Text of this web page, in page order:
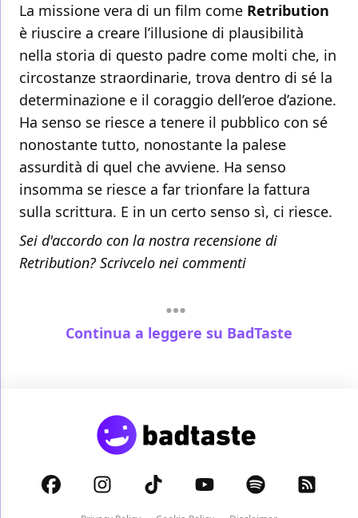
La missione vera di un film come Retribution
è riuscire a creare l’illusione di plausibilità
nella storia di questo padre come molti che, in
circostanze straordinarie, trova dentro di sé la
determinazione e il coraggio dell’eroe d’azione.
Ha senso se riesce a tenere il pubblico con sé
nonostante tutto, nonostante la palese
assurdità di quel che avviene. Ha senso
insomma se riesce a far trionfare la fattura
sulla scrittura. E in un certo senso sì, ci riesce.
Sei d'accordo con la nostra recensione di
Retribution? Scrivcelo nei commenti
Continua a leggere su BadTaste